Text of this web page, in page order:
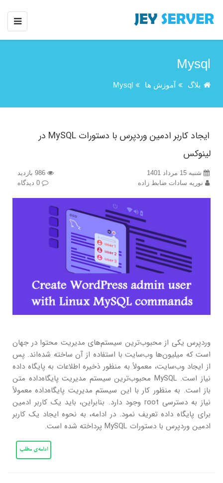
Mysql
بلاگ آموزش ها Mysql
ایجاد کاربر ادمین وردپرس با دستورات MySQL در
لینوکس
شنبه 15 مرداد 1401
نوریه سادات ضابط زاده
وردپرس یکی از محبوب‌ترین سیستم‌های مدیریت محتوا در جهان
است که میلیون‌ها وب‌سایت با استفاده از آن ساخته شده‌اند. پس
از ایجاد وب‌سایت، معمولاً به منظور ذخیره اطلاعات به پایگاه داده
نیاز است. MySQL محبوب‌ترین سیستم مدیریت پایگاه‌داده متن
باز است. به منظور کار با این سیستم مدیریت پایگاه‌داده معمولاً
نیاز به دسترسی root وجود دارد. بنابراین، باید یک کاربر ادمین
برای پایگاه داده تعریف نمود. در ادامه، به نحوه ایجاد یک کاربر
ادمین وردپرس با دستورات MySQL پرداخته شده است.
ادامه‌ی مطلب